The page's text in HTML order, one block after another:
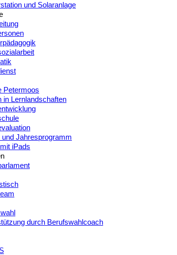
und Solaranlage
Petermoos
in Lernlandschaften
und Jahresprogramm
iPads
durch Berufswahlcoach